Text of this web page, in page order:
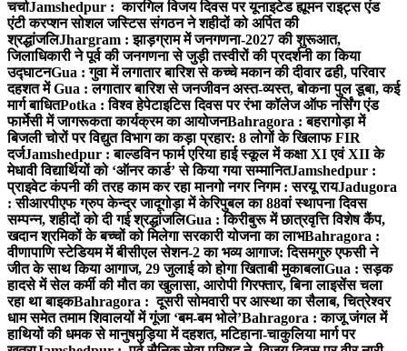
चर्चाJamshedpur : कारगिल विजय दिवस पर यूनाइटेड ह्यूमन राइट्स एंड
एंटी करप्शन सोशल जस्टिस संगठन ने शहीदों को अर्पित की
श्रद्धांजलिJhargram : झाड़ग्राम में जनगणना-2027 की शुरूआत,
जिलाधिकारी ने पूर्व की जनगणना से जुड़ी तस्वीरों की प्रदर्शनी का किया
उद्घाटनGua : गुवा में लगातार बारिश से कच्चे मकान की दीवार ढही, परिवार
दहशत मेंGua : लगातार बारिश से जनजीवन अस्त-व्यस्त, बोकना पुल डूबा, कई
मार्ग बाधितPotka : विश्व हेपेटाइटिस दिवस पर रंभा कॉलेज ऑफ नर्सिंग एंड
फार्मेसी में जागरूकता कार्यक्रम का आयोजनBahragora : बहरागोड़ा में
बिजली चोरों पर विद्युत विभाग का कड़ा प्रहार: 8 लोगों के खिलाफ FIR
दर्जJamshedpur : बाल्डविन फार्म एरिया हाई स्कूल में कक्षा XI एवं XII के
मेधावी विद्यार्थियों को ‘ऑनर कार्ड’ से किया गया सम्मानितJamshedpur :
प्राइवेट कंपनी की तरह काम कर रहा मानगो नगर निगम : सरयू रायJadugora
: सीआरपीएफ ग्रुप केन्द्र जादूगोड़ा में केरिपुबल का 88वां स्थापना दिवस
सम्पन्न, शहीदों को दी गई श्रद्धांजलिGua : किरीबुरू में छात्रवृत्ति विशेष कैंप,
खदान श्रमिकों के बच्चों को मिलेगा सरकारी योजना का लाभBahragora :
वीणापाणि स्टेडियम में बीसीएल सेशन-2 का भव्य आगाज: दिसमगुरु एफसी ने
जीत के साथ किया आगाज, 29 जुलाई को होगा खिताबी मुकाबलाGua : सड़क
हादसे में सेल कर्मी की मौत का खुलासा, आरोपी गिरफ्तार, बिना लाइसेंस चला
रहा था बाइकBahragora : दूसरी सोमवारी पर आस्था का सैलाब, चित्रेश्वर
धाम समेत तमाम शिवालयों में गूंजा ‘बम-बम भोले’Bahragora : काजू जंगल में
हाथियों की धमक से मानुषमुड़िया में दहशत, मटिहाना-चाकुलिया मार्ग पर